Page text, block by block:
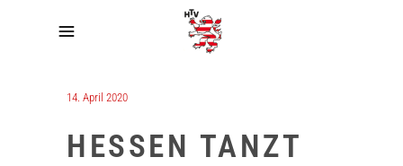
14. April 2020
HESSEN TANZT